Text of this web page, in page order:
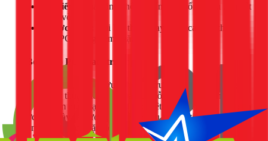
Ưu điểm:
Khả năng chống thấm và chống chịu thời tiết
tuyệt vời.
Nhược điểm:
Đòi hỏi thợ có tay nghề cao, kỹ thuật an
toàn PCCC nghiêm ngặt.
4. Bơm keo PU Foam trương nở
Đây là giải pháp "cấp cứu" cho các trường hợp nước đang rò
rỉ mạnh. Kỹ thuật viên sẽ khoan các lỗ nhỏ xung quanh vị trí
thấm và bơm một loại keo PU đặc biệt vào bên trong. Khi gặp
nước, keo này sẽ trương nở gấp nhiều lần thể tích ban đầu, bịt
kín mọi kẽ hở và chặn dòng nước ngay lập tức.